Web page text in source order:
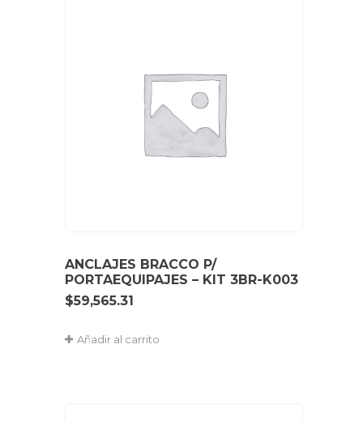
ANCLAJES BRACCO P/
PORTAEQUIPAJES – KIT 3BR-K003
$59,565.31
Añadir al carrito